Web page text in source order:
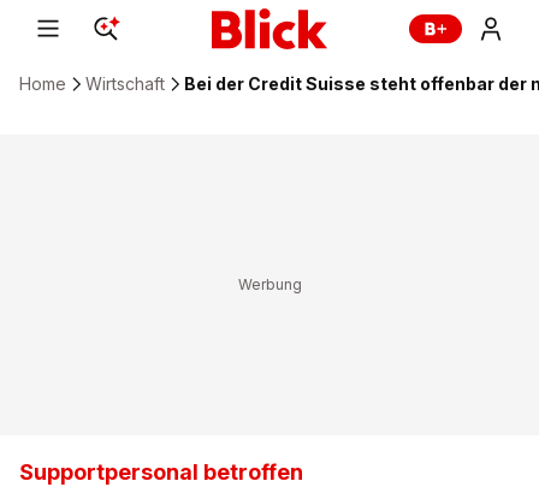
Home Wirtschaft Bei der Credit Suisse steht offenbar der
Supportpersonal betroffen